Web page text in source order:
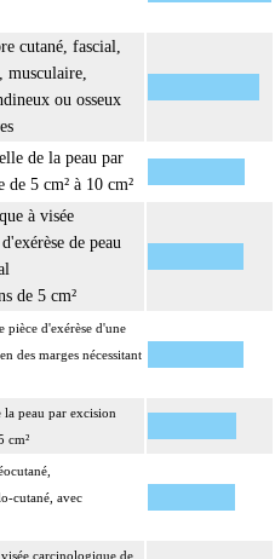
cutané, fascial,
musculaire,
ou osseux
de la peau par
de 5 cm² à 10 cm²
à visée
de peau
de 5 cm²
pièce d'exérèse d'une
des marges nécessitant
la peau par excision
cm²
cutané, avec
carcinologique de